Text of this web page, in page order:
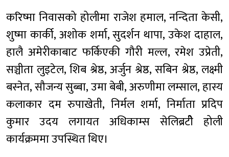
करिष्मा निवासको होलीमा राजेश हमाल, नन्दिता केसी,
शुष्मा कार्की, अशोक शर्मा, सुदर्शन थापा, उकेश दाहाल,
हालै अमेरीकाबाट फर्किएकी गौरी मल्ल, रमेश उप्रेती,
सञ्चीता लुइटेल, शिब श्रेष्ठ, अर्जुन श्रेष्ठ, सबिन श्रेष्ठ, लक्ष्मी
बस्नेत, सौजन्य सुब्बा, उमा बेबी, अरुणीमा लम्साल, हास्य
कलाकार दम रुपाखेती, निर्मल शर्मा, निर्माता प्रदिप
कुमार उदय लगायत अधिकाम्स सेलिब्रटीे होली
कार्यक्रममा उपस्थित थिए।